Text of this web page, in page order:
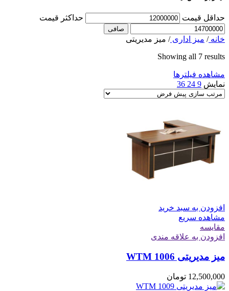
حداقل قیمت حداكثر قيمت
صافی
خانه/ میز اداری/ میز مدیریتی
Showing all 7 results
مشاهده فیلترها
نمایش 9
24
36
افزودن به سبد خرید
مشاهده سریع
مقایسه
افزودن به علاقه مندی
میز مدیریتی WTM 1006
12,500,000 تومان